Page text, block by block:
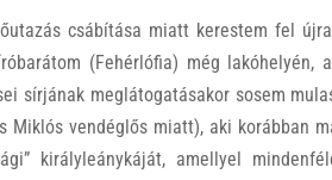
csábítása miatt kerestem fel
(Fehérlófia) még lakóhelyén,
sírjának meglátogatásakor sosem
Miklós vendéglős miatt), aki korábban
királyleánykáját, amellyel